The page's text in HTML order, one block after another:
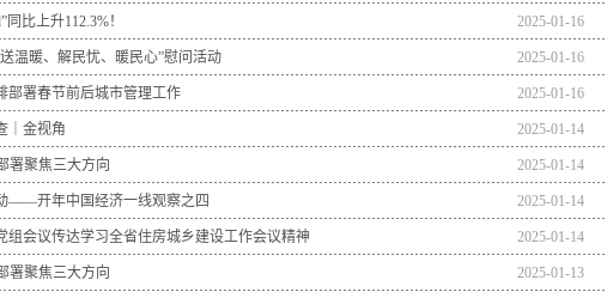
比上升112.3%！ 2025-01-16
温暖、解民忧、暖民心”慰问活动 2025-01-16
部署春节前后城市管理工作 2025-01-16
｜金视角 2025-01-14
署聚焦三大方向 2025-01-14
——开年中国经济一线观察之四 2025-01-14
组会议传达学习全省住房城乡建设工作会议精神 2025-01-14
署聚焦三大方向 2025-01-13